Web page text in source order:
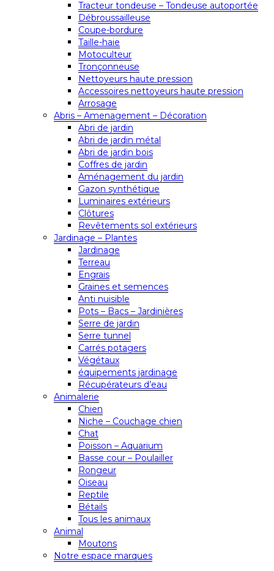
Tracteur tondeuse – Tondeuse autoportée
Débroussailleuse
Coupe-bordure
Taille-haie
Motoculteur
Tronçonneuse
Nettoyeurs haute pression
Accessoires nettoyeurs haute pression
Arrosage
Abris – Amenagement – Décoration
Abri de jardin
Abri de jardin métal
Abri de jardin bois
Coffres de jardin
Aménagement du jardin
Gazon synthétique
Luminaires extérieurs
Clôtures
Revêtements sol extérieurs
Jardinage – Plantes
Jardinage
Terreau
Engrais
Graines et semences
Anti nuisible
Pots – Bacs – Jardinières
Serre de jardin
Serre tunnel
Carrés potagers
Végétaux
équipements jardinage
Récupérateurs d’eau
Animalerie
Chien
Niche – Couchage chien
Chat
Poisson – Aquarium
Basse cour – Poulailler
Rongeur
Oiseau
Reptile
Bétails
Tous les animaux
Animal
Moutons
Notre espace marques